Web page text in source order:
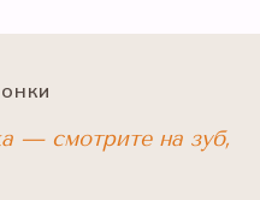
— смотрите на зуб,